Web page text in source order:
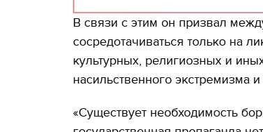
В связи с этим он призвал
сосредотачиваться только на
культурных, религиозных и
насильственного экстремизма
«Существует необходимость